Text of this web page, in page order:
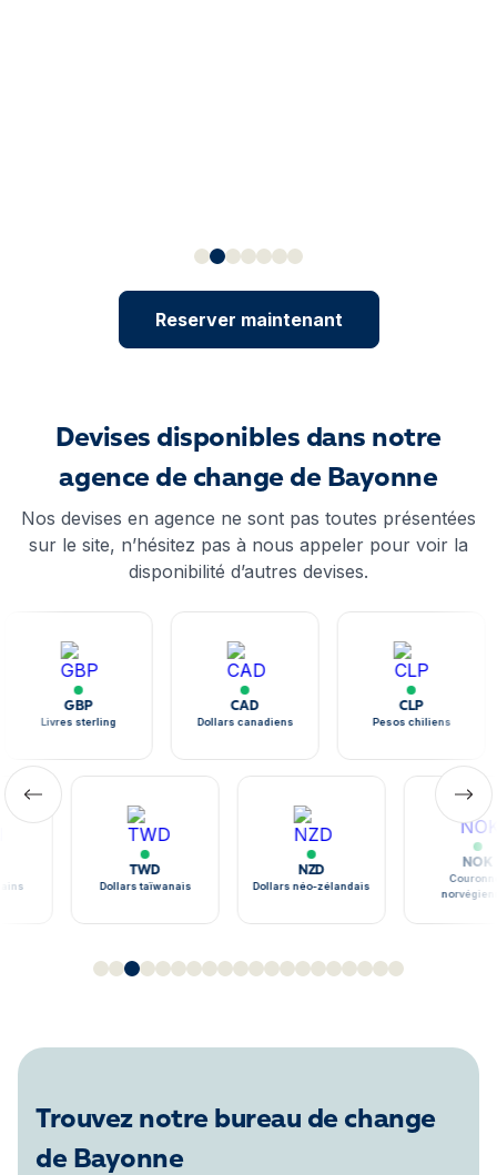
Reserver maintenant
Devises disponibles dans notre
agence de change de Bayonne
Nos devises en agence ne sont pas toutes présentées
sur le site, n’hésitez pas à nous appeler pour voir la
disponibilité d’autres devises.
GBP
Livres sterling
CAD
Dollars canadiens
CLP
Pesos chiliens
TWD
Dollars taïwanais
NZD
Dollars néo-zélandais
NOK
Trouvez notre bureau de change
de Bayonne